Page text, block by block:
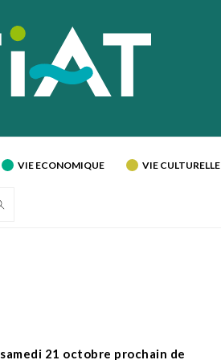
VIE ECONOMIQUE VIE CULTURELLE
samedi 21 octobre prochain de